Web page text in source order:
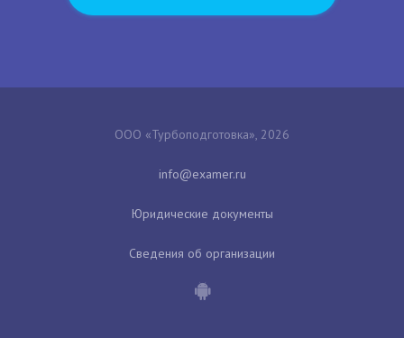
ООО «Турбоподготовка», 2026
Юридические документы
Сведения об организации